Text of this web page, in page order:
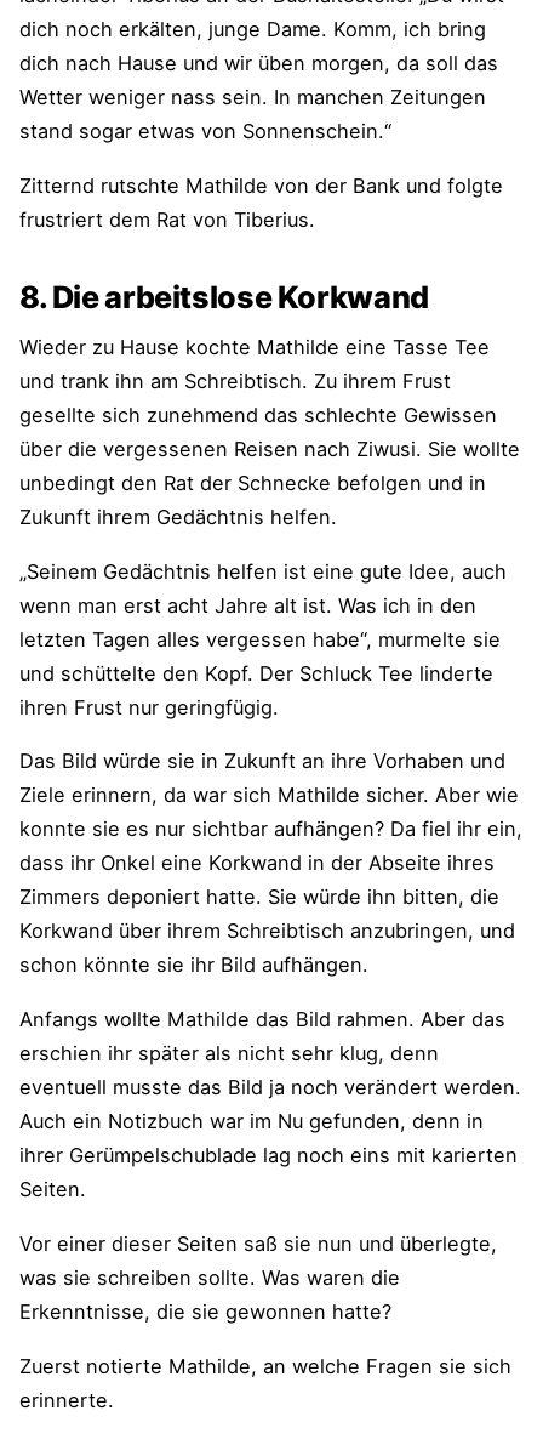
dich noch erkälten, junge Dame. Komm, ich bring
dich nach Hause und wir üben morgen, da soll das
Wetter weniger nass sein. In manchen Zeitungen
stand sogar etwas von Sonnenschein.“
Zitternd rutschte Mathilde von der Bank und folgte
frustriert dem Rat von Tiberius.
8. Die arbeitslose Korkwand
Wieder zu Hause kochte Mathilde eine Tasse Tee
und trank ihn am Schreibtisch. Zu ihrem Frust
gesellte sich zunehmend das schlechte Gewissen
über die vergessenen Reisen nach Ziwusi. Sie wollte
unbedingt den Rat der Schnecke befolgen und in
Zukunft ihrem Gedächtnis helfen.
„Seinem Gedächtnis helfen ist eine gute Idee, auch
wenn man erst acht Jahre alt ist. Was ich in den
letzten Tagen alles vergessen habe“, murmelte sie
und schüttelte den Kopf. Der Schluck Tee linderte
ihren Frust nur geringfügig.
Das Bild würde sie in Zukunft an ihre Vorhaben und
Ziele erinnern, da war sich Mathilde sicher. Aber wie
konnte sie es nur sichtbar aufhängen? Da fiel ihr ein,
dass ihr Onkel eine Korkwand in der Abseite ihres
Zimmers deponiert hatte. Sie würde ihn bitten, die
Korkwand über ihrem Schreibtisch anzubringen, und
schon könnte sie ihr Bild aufhängen.
Anfangs wollte Mathilde das Bild rahmen. Aber das
erschien ihr später als nicht sehr klug, denn
eventuell musste das Bild ja noch verändert werden.
Auch ein Notizbuch war im Nu gefunden, denn in
ihrer Gerümpelschublade lag noch eins mit karierten
Seiten.
Vor einer dieser Seiten saß sie nun und überlegte,
was sie schreiben sollte. Was waren die
Erkenntnisse, die sie gewonnen hatte?
Zuerst notierte Mathilde, an welche Fragen sie sich
erinnerte.